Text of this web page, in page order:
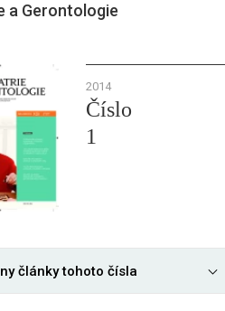
a Gerontologie
2014
Číslo
1
články tohoto čísla